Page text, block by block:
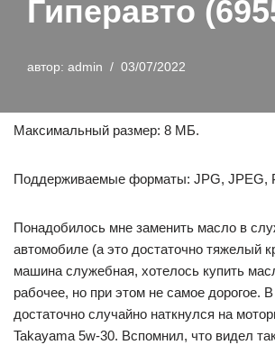
Гиперавто
автор: admin 03/07/2022
Максимальный размер: 8 МБ.
Поддерживаемые форматы: JPG, JPEG,
Понадобилось мне заменить масло в
автомобиле (а это достаточно тяжелый
машина служебная, хотелось купить
рабочее, но при этом не самое дорогое. В
достаточно случайно наткнулся на
Takayama 5w-30. Вспомнил, что видел